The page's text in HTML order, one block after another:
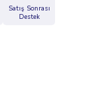
Satış Sonrası
Destek